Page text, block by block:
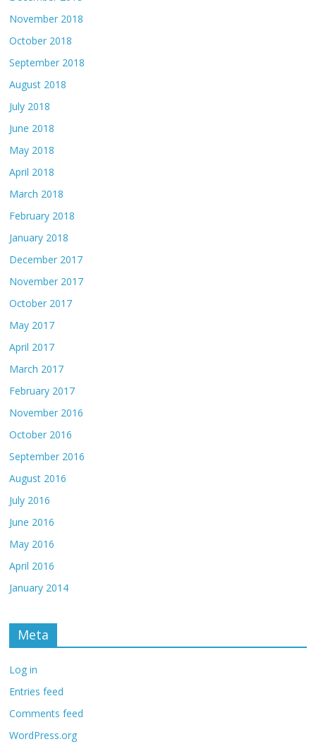
November 2018
October 2018
September 2018
August 2018
July 2018
June 2018
May 2018
April 2018
March 2018
February 2018
January 2018
December 2017
November 2017
October 2017
May 2017
April 2017
March 2017
February 2017
November 2016
October 2016
September 2016
August 2016
July 2016
June 2016
May 2016
April 2016
January 2014
Meta
Log in
Entries feed
Comments feed
WordPress.org